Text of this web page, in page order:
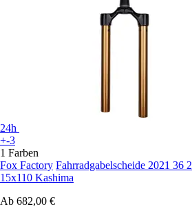
24h
+-3
1 Farben
Fox Factory Fahrradgabelscheide 2021 36
15x110 Kashima
Ab 682,00 €